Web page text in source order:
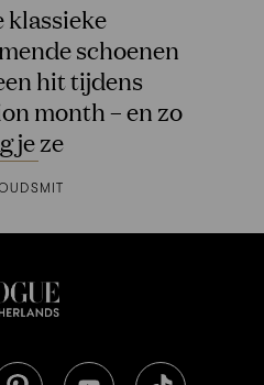
klassieke
schoenen
hit tijdens
month – en zo
je ze